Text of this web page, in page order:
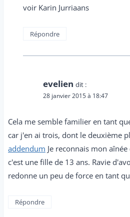
voir Karin Jurriaans
Répondre
evelien dit :
28 janvier 2015 à 18:47
Cela me semble familier en tant
car j'en ai trois, dont le deuxième
addendum Je reconnais mon
c'est une fille de 13 ans. Ravie
redonne un peu de force en tant
Répondre